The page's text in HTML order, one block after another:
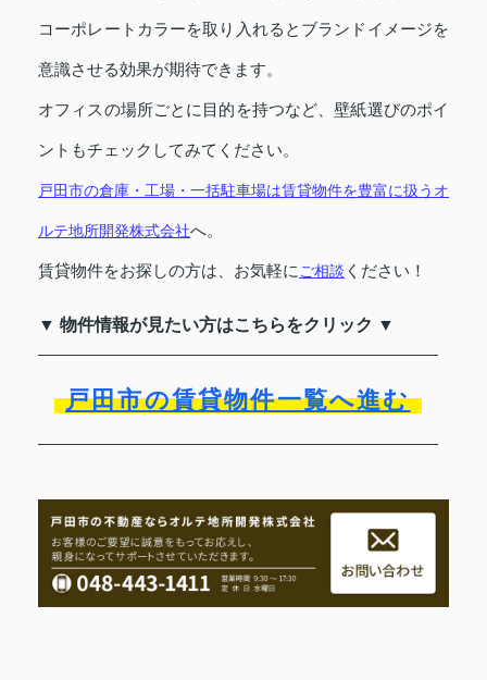
コーポレートカラーを取り入れるとブランドイメージを
意識させる効果が期待できます。
オフィスの場所ごとに目的を持つなど、壁紙選びのポイ
ントもチェックしてみてください。
戸田市の倉庫・工場・一括駐車場は賃貸物件を豊富に扱うオ
ルテ地所開発株式会社へ。
賃貸物件をお探しの方は、お気軽に ご相談 ください！
▼ 物件情報が見たい方はこちらをクリック ▼
戸田市の賃貸物件一覧へ進む